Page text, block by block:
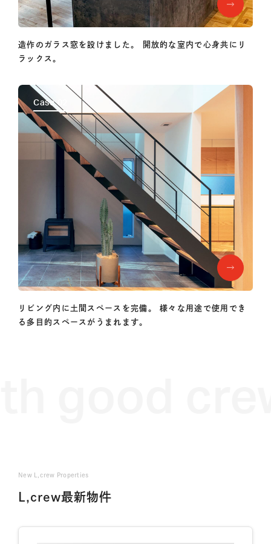
造作のガラス窓を設けました。
開放的な室内で心身共にリ
ラックス。
Case 02
リビング内に土間スペースを完備。
様々な用途で使用でき
る多目的スペースがうまれます。
L,crew最新物件
New L,crew Properties